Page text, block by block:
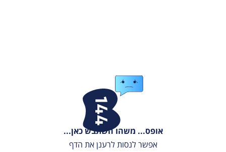
אופס... משהו השתבש כאן...
אפשר לנסות לרענן את הדף